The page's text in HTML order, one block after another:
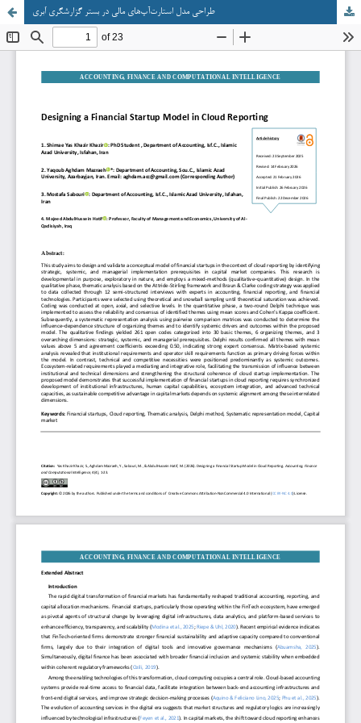
طراحی مدل استارت‌آپ‌های مالی در بستر گزارشگری اَبری